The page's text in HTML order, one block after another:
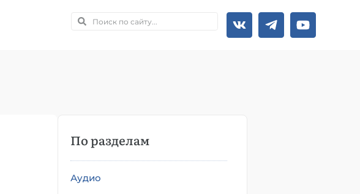
По разделам
Аудио